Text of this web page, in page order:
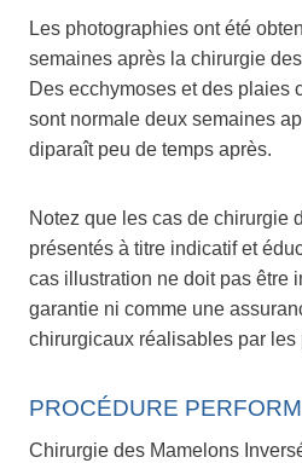
Les photographies ont été
semaines après la chirurgie
Des ecchymoses et des plaies
sont normale deux semaines
diparaît peu de temps après.
Notez que les cas de chirurgie
présentés à titre indicatif et
cas illustration ne doit pas être
garantie ni comme une
chirurgicaux réalisables par les
PROCÉDURE
Chirurgie des Mamelons